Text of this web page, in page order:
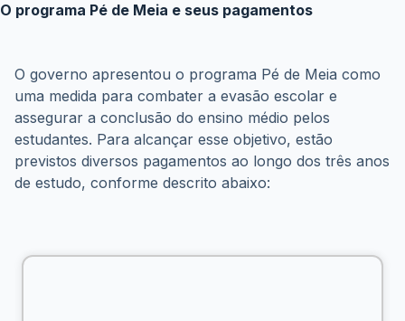
O programa Pé de Meia e seus pagamentos
O governo apresentou o programa Pé de Meia como
uma medida para combater a evasão escolar e
assegurar a conclusão do ensino médio pelos
estudantes. Para alcançar esse objetivo, estão
previstos diversos pagamentos ao longo dos três anos
de estudo, conforme descrito abaixo: